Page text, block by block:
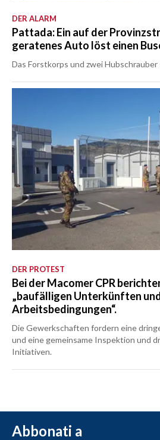
DER ALARM
Pattada: Ein auf der
geratenes Auto löst einen
Das Forstkorps und zwei Hubschrauber
DER PROTEST
Bei der Macomer CPR
„baufälligen Unterkünften
Arbeitsbedingungen“.
Die Gewerkschaften fordern eine
und eine gemeinsame Inspektion und
Initiativen.
Abbonati a